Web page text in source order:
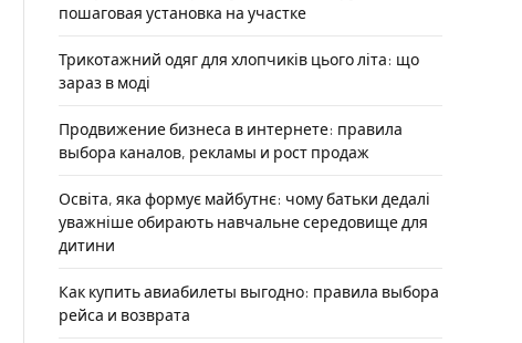
пошаговая установка на участке
Трикотажний одяг для хлопчиків цього літа: що
зараз в моді
Продвижение бизнеса в интернете: правила
выбора каналов, рекламы и рост продаж
Освіта, яка формує майбутнє: чому батьки дедалі
уважніше обирають навчальне середовище для
дитини
Как купить авиабилеты выгодно: правила выбора
рейса и возврата